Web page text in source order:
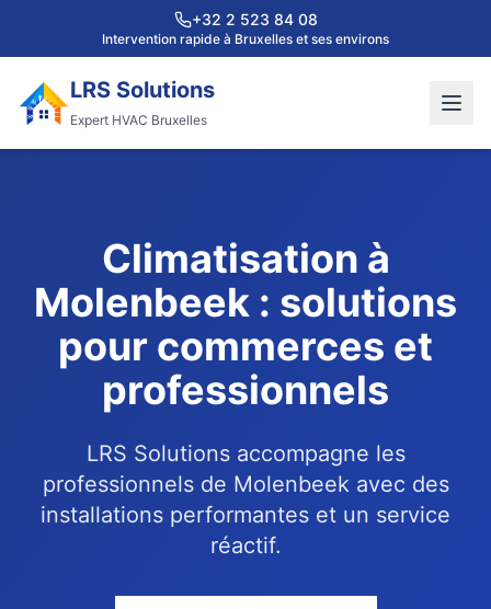
+32 2 523 84 08
Intervention rapide à Bruxelles et ses environs
LRS Solutions
Expert HVAC Bruxelles
Climatisation à
Molenbeek : solutions
pour commerces et
professionnels
LRS Solutions accompagne les
professionnels de Molenbeek avec des
installations performantes et un service
réactif.